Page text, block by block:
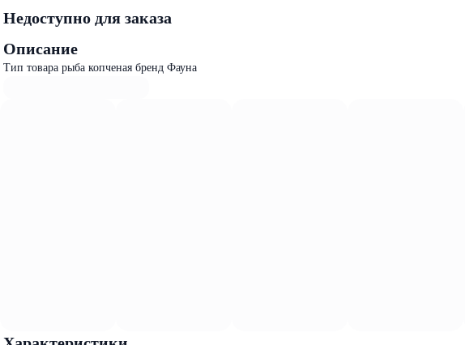
Недоступно для заказа
Описание
Тип товара рыба копченая бренд Фауна